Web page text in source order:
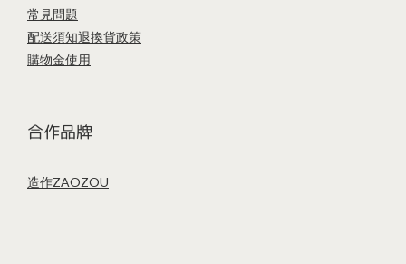
常見問題
配送須知退換貨政策
購物金使用
合作品牌
造作ZAOZOU